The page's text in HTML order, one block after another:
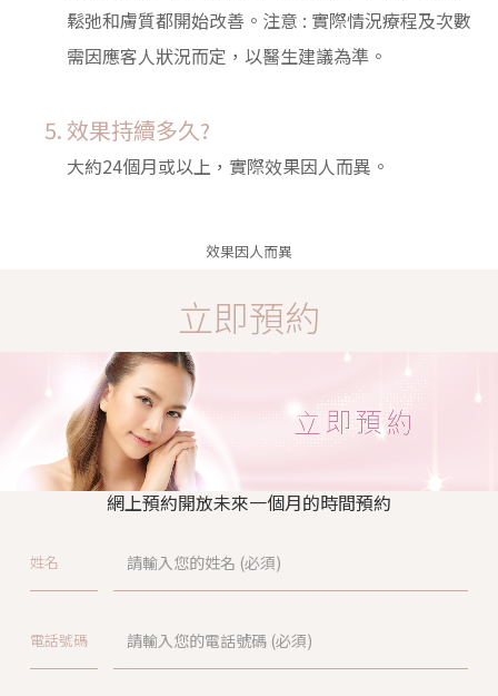
鬆弛和膚質都開始改善。注意 : 實際情況療程及次數
需因應客人狀況而定，以醫生建議為準。
效果持續多久?
大約24個月或以上，實際效果因人而異。
效果因人而異
立即預約
網上預約開放未來一個月的時間預約
姓名
電話號碼